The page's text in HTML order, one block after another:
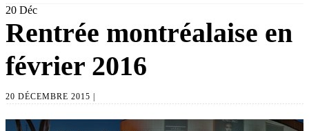
20 Déc
Rentrée montréalaise en
février 2016
20 DÉCEMBRE 2015 |